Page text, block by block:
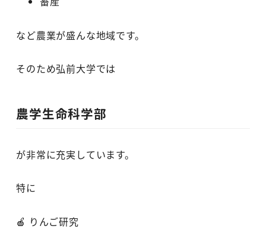
など農業が盛んな地域です。
そのため弘前大学では
農学生命科学部
が非常に充実しています。
特に
🍎 りんご研究